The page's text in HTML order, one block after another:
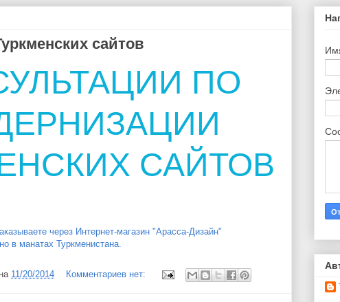
сайтов
ПО
САЙТОВ
через Интернет-магазин "Арасса-Дизайн"
в манатах Туркменистана.
на 11/20/2014 Комментариев нет: